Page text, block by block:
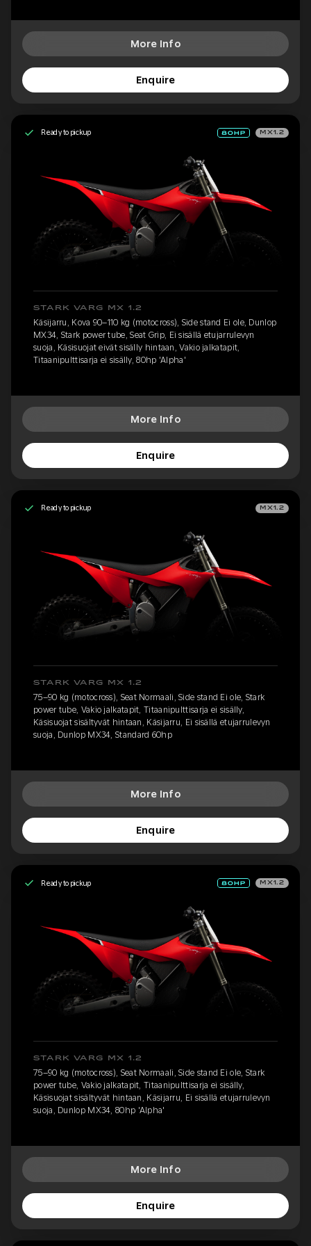
More Info
Enquire
Ready to pickup MX1.2
STARK VARG MX 1.2
Käsijarru, Kova 90–110 kg (motocross), Side stand Ei ole, Dunlop
MX34, Stark power tube, Seat Grip, Ei sisällä etujarrulevyn
suoja, Käsisuojat eivät sisälly hintaan, Vakio jalkatapit,
Titaanipulttisarja ei sisälly, 80hp 'Alpha'
More Info
Enquire
Ready to pickup MX1.2
STARK VARG MX 1.2
75–90 kg (motocross), Seat Normaali, Side stand Ei ole, Stark
power tube, Vakio jalkatapit, Titaanipulttisarja ei sisälly,
Käsisuojat sisältyvät hintaan, Käsijarru, Ei sisällä etujarrulevyn
suoja, Dunlop MX34, Standard 60hp
More Info
Enquire
Ready to pickup MX1.2
STARK VARG MX 1.2
75–90 kg (motocross), Seat Normaali, Side stand Ei ole, Stark
power tube, Vakio jalkatapit, Titaanipulttisarja ei sisälly,
Käsisuojat sisältyvät hintaan, Käsijarru, Ei sisällä etujarrulevyn
suoja, Dunlop MX34, 80hp 'Alpha'
More Info
Enquire